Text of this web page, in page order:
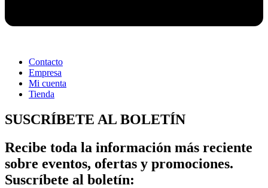
Contacto
Empresa
Mi cuenta
Tienda
SUSCRÍBETE AL BOLETÍN
Recibe toda la información más reciente
sobre eventos, ofertas y promociones.
Suscríbete al boletín: